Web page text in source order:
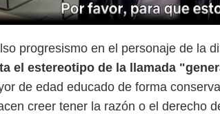
progresismo en el personaje de la
el estereotipo de la llamada
de edad educado de forma
creer tener la razón o el derecho